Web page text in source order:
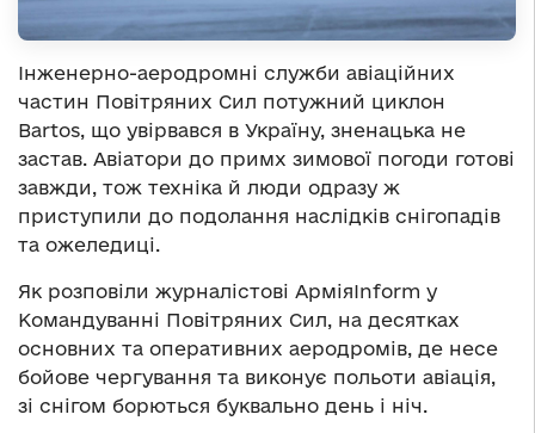
Інженерно-аеродромні служби авіаційних
частин Повітряних Сил потужний циклон
Bartos, що увірвався в Україну, зненацька не
застав. Авіатори до примх зимової погоди готові
завжди, тож техніка й люди одразу ж
приступили до подолання наслідків снігопадів
та ожеледиці.
Як розповіли журналістові АрміяІnform у
Командуванні Повітряних Сил, на десятках
основних та оперативних аеродромів, де несе
бойове чергування та виконує польоти авіація,
зі снігом борються буквально день і ніч.